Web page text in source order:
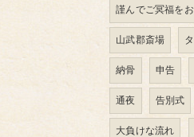
謹んでご冥福を
山武郡斎場
納骨 申告
通夜 告別式
大負けな流れ